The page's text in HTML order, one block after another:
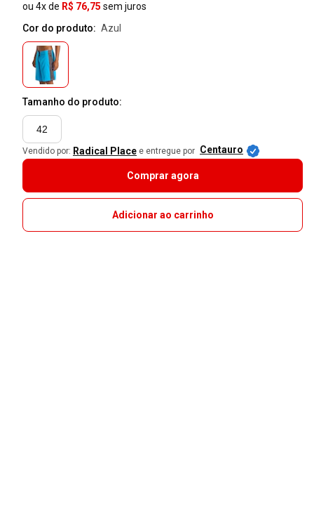
ou 4x de R$ 76,75 sem juros
Cor do produto:
azul
Tamanho do produto:
42
Vendido por: Radical Place e entregue por Centauro
Comprar agora
Adicionar ao carrinho